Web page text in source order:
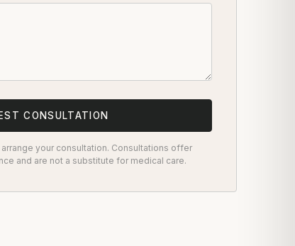
CONSULTATION
your consultation. Consultations offer
and are not a substitute for medical care.